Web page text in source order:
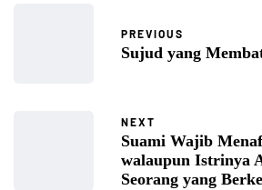
PREVIOUS
Sujud yang
NEXT
Suami Wajib
walaupun Istrinya
Seorang yang